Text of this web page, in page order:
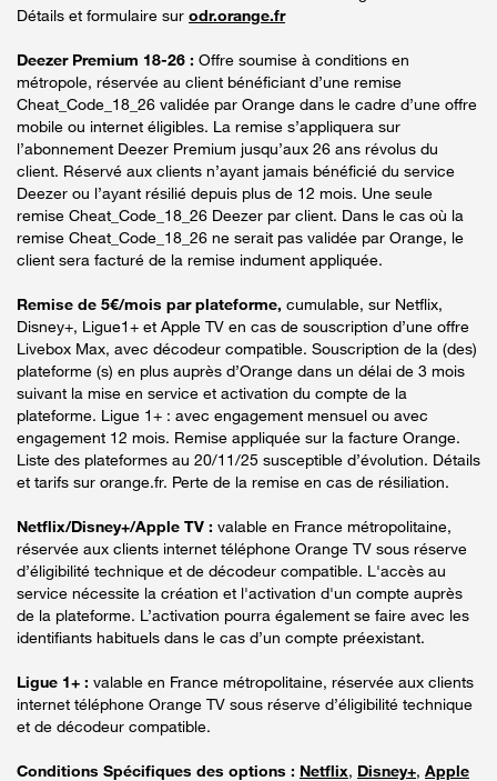
Détails et formulaire sur odr.orange.fr
Deezer Premium 18-26 : Offre soumise à conditions en
métropole, réservée au client bénéficiant d’une remise
Cheat_Code_18_26 validée par Orange dans le cadre d’une offre
mobile ou internet éligibles. La remise s’appliquera sur
l’abonnement Deezer Premium jusqu’aux 26 ans révolus du
client. Réservé aux clients n’ayant jamais bénéficié du service
Deezer ou l’ayant résilié depuis plus de 12 mois. Une seule
remise Cheat_Code_18_26 Deezer par client. Dans le cas où la
remise Cheat_Code_18_26 ne serait pas validée par Orange, le
client sera facturé de la remise indument appliquée.
Remise de 5€/mois par plateforme, cumulable, sur Netflix,
Disney+, Ligue1+ et Apple TV en cas de souscription d’une offre
Livebox Max, avec décodeur compatible. Souscription de la (des)
plateforme (s) en plus auprès d’Orange dans un délai de 3 mois
suivant la mise en service et activation du compte de la
plateforme. Ligue 1+ : avec engagement mensuel ou avec
engagement 12 mois. Remise appliquée sur la facture Orange.
Liste des plateformes au 20/11/25 susceptible d’évolution. Détails
et tarifs sur orange.fr. Perte de la remise en cas de résiliation.
Netflix/Disney+/Apple TV : valable en France métropolitaine,
réservée aux clients internet téléphone Orange TV sous réserve
d’éligibilité technique et de décodeur compatible. L'accès au
service nécessite la création et l'activation d'un compte auprès
de la plateforme. L’activation pourra également se faire avec les
identifiants habituels dans le cas d’un compte préexistant.
Ligue 1+ : valable en France métropolitaine, réservée aux clients
internet téléphone Orange TV sous réserve d’éligibilité technique
et de décodeur compatible.
Conditions Spécifiques des options : Netflix, Disney+, Apple